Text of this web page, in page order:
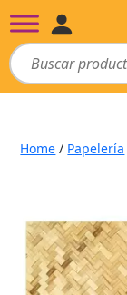
Home / Papelería